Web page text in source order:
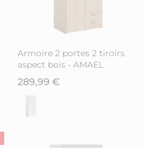
Armoire 2 portes 2 tiroirs
aspect bois - AMAEL
289,99 €